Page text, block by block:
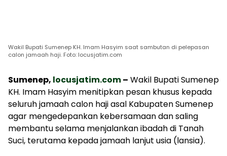
Wakil Bupati Sumenep KH. Imam Hasyim saat sambutan di pelepasan
calon jamaah haji. Foto: locusjatim.com
Sumenep, locusjatim.com– Wakil Bupati Sumenep
KH. Imam Hasyim menitipkan pesan khusus kepada
seluruh jamaah calon haji asal Kabupaten Sumenep
agar mengedepankan kebersamaan dan saling
membantu selama menjalankan ibadah di Tanah
Suci, terutama kepada jamaah lanjut usia (lansia).